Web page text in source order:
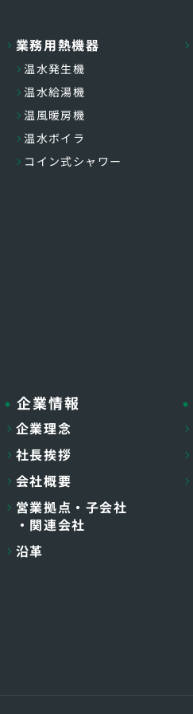
業務用熱機器
温水発生機
温水給湯機
温風暖房機
温水ボイラ
コイン式シャワー
企業情報
企業理念
社長挨拶
会社概要
営業拠点・子会社
・関連会社
沿革